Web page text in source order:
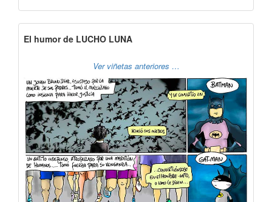
El humor de LUCHO LUNA
Ver viñetas anteriores …